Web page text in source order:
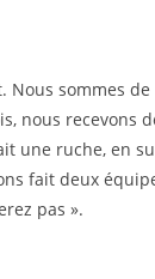
sommes
nous
une ruche, en
fait deux
pas ».